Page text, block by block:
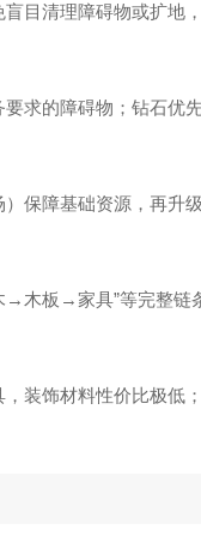
目清理障碍物或扩地
求的障碍物；钻石优
保障基础资源，再升
木板→家具”等完整链
装饰材料性价比极低